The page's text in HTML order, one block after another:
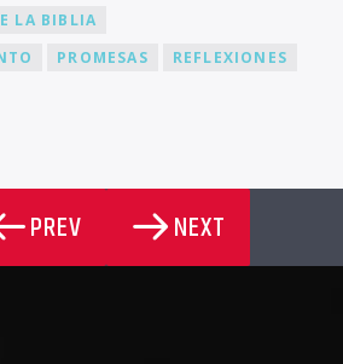
LA BIBLIA
PROMESAS REFLEXIONES
PREV NEXT